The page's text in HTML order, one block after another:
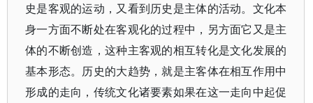
史是客观的运动，又看到历史是主体的活动。文化本
身一方面不断处在客观化的过程中，另方面它又是主
体的不断创造，这种主客观的相互转化是文化发展的
基本形态。历史的大趋势，就是主客体在相互作用中
形成的走向，传统文化诸要素如果在这一走向中起促